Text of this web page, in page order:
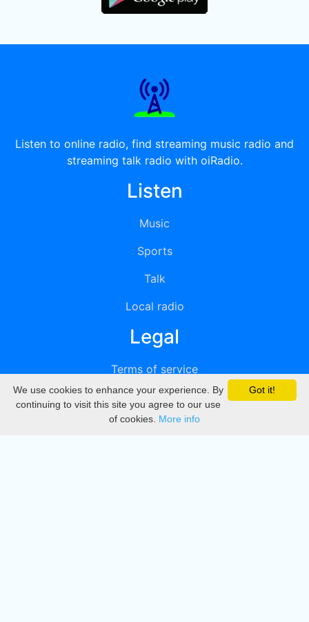
Listen to online radio, find streaming music radio and
streaming talk radio with oiRadio.
Listen
Music
Sports
Talk
Local radio
Legal
Terms of service
Privacy
DMCA
Got it!
We use cookies to enhance your experience. By
continuing to visit this site you agree to our use
of cookies. More info